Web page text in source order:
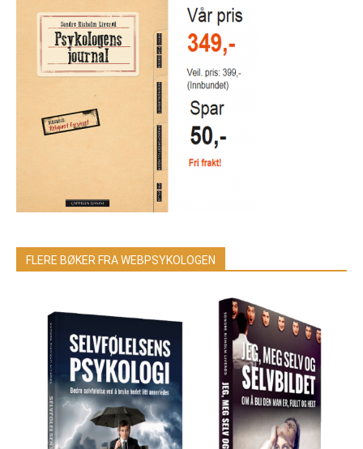
FLERE BØKER FRA WEBPSYKOLOGEN